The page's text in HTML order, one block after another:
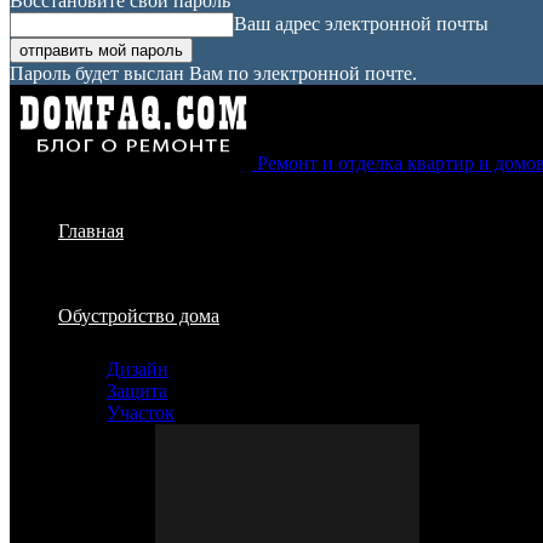
Ваш адрес электронной почты
Пароль будет выслан Вам по электронной почте.
Ремонт и отделка квартир и
Главная
Обустройство дома
Дизайн
Защита
Участок